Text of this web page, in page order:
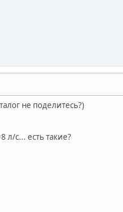
не поделитесь?)
л/с... есть такие?